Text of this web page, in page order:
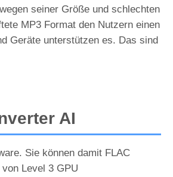
seiner Größe und schlechten
MP3 Format den Nutzern einen
Geräte unterstützen es. Das sind
AI
Sie können damit FLAC
Level 3 GPU